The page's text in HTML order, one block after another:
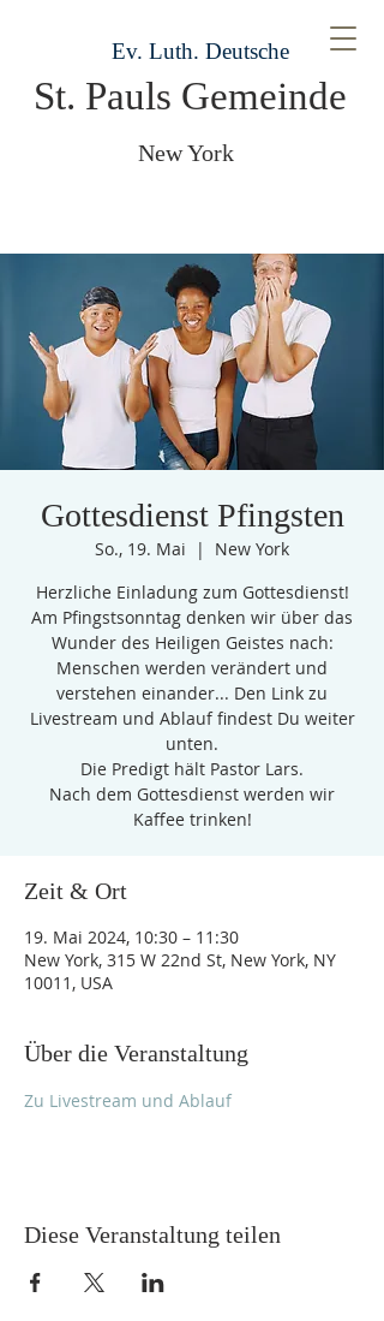
Ev. Luth. Deutsche
St. Pauls Gemeinde
New York
Gottesdienst Pfingsten
So., 19. Mai
  |
New York
Herzliche Einladung zum Gottesdienst!
Am Pfingstsonntag denken wir über das
Wunder des Heiligen Geistes nach:
Menschen werden verändert und
verstehen einander... Den Link zu
Livestream und Ablauf findest Du weiter
unten.
Die Predigt hält Pastor Lars.
Nach dem Gottesdienst werden wir
Kaffee trinken!
Zeit & Ort
19. Mai 2024, 10:30 – 11:30
New York, 315 W 22nd St, New York, NY
10011, USA
Über die Veranstaltung
Zu Livestream und Ablauf
Diese Veranstaltung teilen